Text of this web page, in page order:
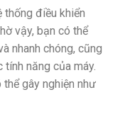
thống điều khiển
vậy, bạn có thể
nhanh chóng, cũng
năng của máy.
gây nghiện như